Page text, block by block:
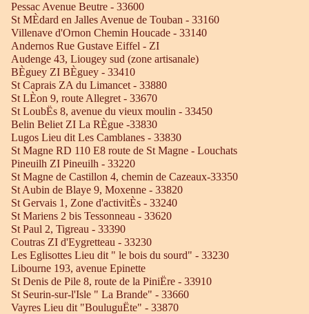
Pessac Avenue Beutre - 33600
St MÈdard en Jalles Avenue de Touban - 33160
Villenave d'Ornon Chemin Houcade - 33140
Andernos Rue Gustave Eiffel - ZI
Audenge 43, Liougey sud (zone artisanale)
BÈguey ZI BÈguey - 33410
St Caprais ZA du Limancet - 33880
St LÈon 9, route Allegret - 33670
St LoubËs 8, avenue du vieux moulin - 33450
Belin Beliet ZI La RÈgue -33830
Lugos Lieu dit Les Camblanes - 33830
St Magne RD 110 E8 route de St Magne - Louchats
Pineuilh ZI Pineuilh - 33220
St Magne de Castillon 4, chemin de Cazeaux-33350
St Aubin de Blaye 9, Moxenne - 33820
St Gervais 1, Zone d'activitÈs - 33240
St Mariens 2 bis Tessonneau - 33620
St Paul 2, Tigreau - 33390
Coutras ZI d'Eygretteau - 33230
Les Eglisottes Lieu dit " le bois du sourd" - 33230
Libourne 193, avenue Epinette
St Denis de Pile 8, route de la PiniËre - 33910
St Seurin-sur-l'Isle " La Brande" - 33660
Vayres Lieu dit "BouluguËte" - 33870